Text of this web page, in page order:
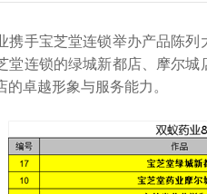
手宝芝堂连锁举办产品陈列
堂连锁的绿城新都店、摩尔
卓越形象与服务能力。